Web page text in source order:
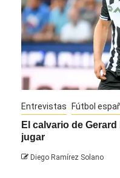
Entrevistas Fútbol
El calvario de
jugar
Diego Ramírez Solano